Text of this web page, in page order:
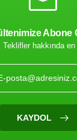
Abone
Teklifler hakkında
KAYDOL